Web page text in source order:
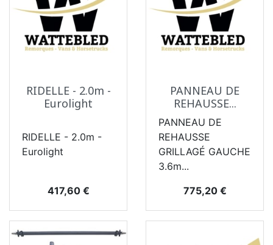
RIDELLE - 2.0m -
Eurolight
RIDELLE - 2.0m -
Eurolight
Prix
417,60 €
PANNEAU DE
REHAUSSE...
PANNEAU DE
REHAUSSE
GRILLAGÉ GAUCHE
3.6m...
Prix
775,20 €